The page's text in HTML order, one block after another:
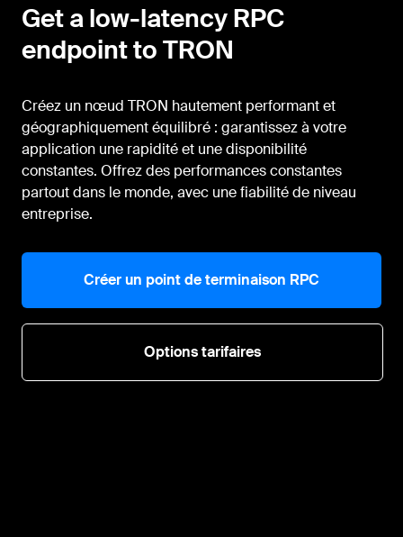
Get a low-latency RPC
endpoint to TRON
Créez un nœud TRON hautement performant et
géographiquement équilibré : garantissez à votre
application une rapidité et une disponibilité
constantes. Offrez des performances constantes
partout dans le monde, avec une fiabilité de niveau
entreprise.
Créer un point de terminaison RPC
Options tarifaires